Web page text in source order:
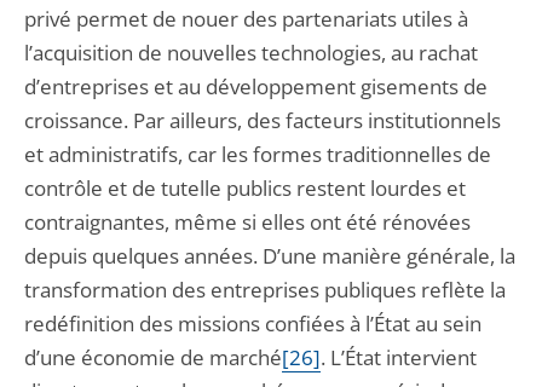
privé permet de nouer des partenariats utiles à
l’acquisition de nouvelles technologies, au rachat
d’entreprises et au développement gisements de
croissance. Par ailleurs, des facteurs institutionnels
et administratifs, car les formes traditionnelles de
contrôle et de tutelle publics restent lourdes et
contraignantes, même si elles ont été rénovées
depuis quelques années. D’une manière générale, la
transformation des entreprises publiques reflète la
redéfinition des missions confiées à l’État au sein
d’une économie de marché[26]. L’État intervient